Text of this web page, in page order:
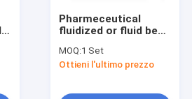
Pharmeceutical
fluidized or fluid bed
drying machine
equipment mixer
MOQ:1 Set
Ottieni l'ultimo prezzo